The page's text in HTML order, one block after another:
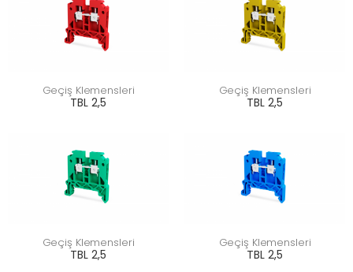
Geçiş Klemensleri
TBL 2,5
Geçiş Klemensleri
TBL 2,5
Geçiş Klemensleri
TBL 2,5
Geçiş Klemensleri
TBL 2,5